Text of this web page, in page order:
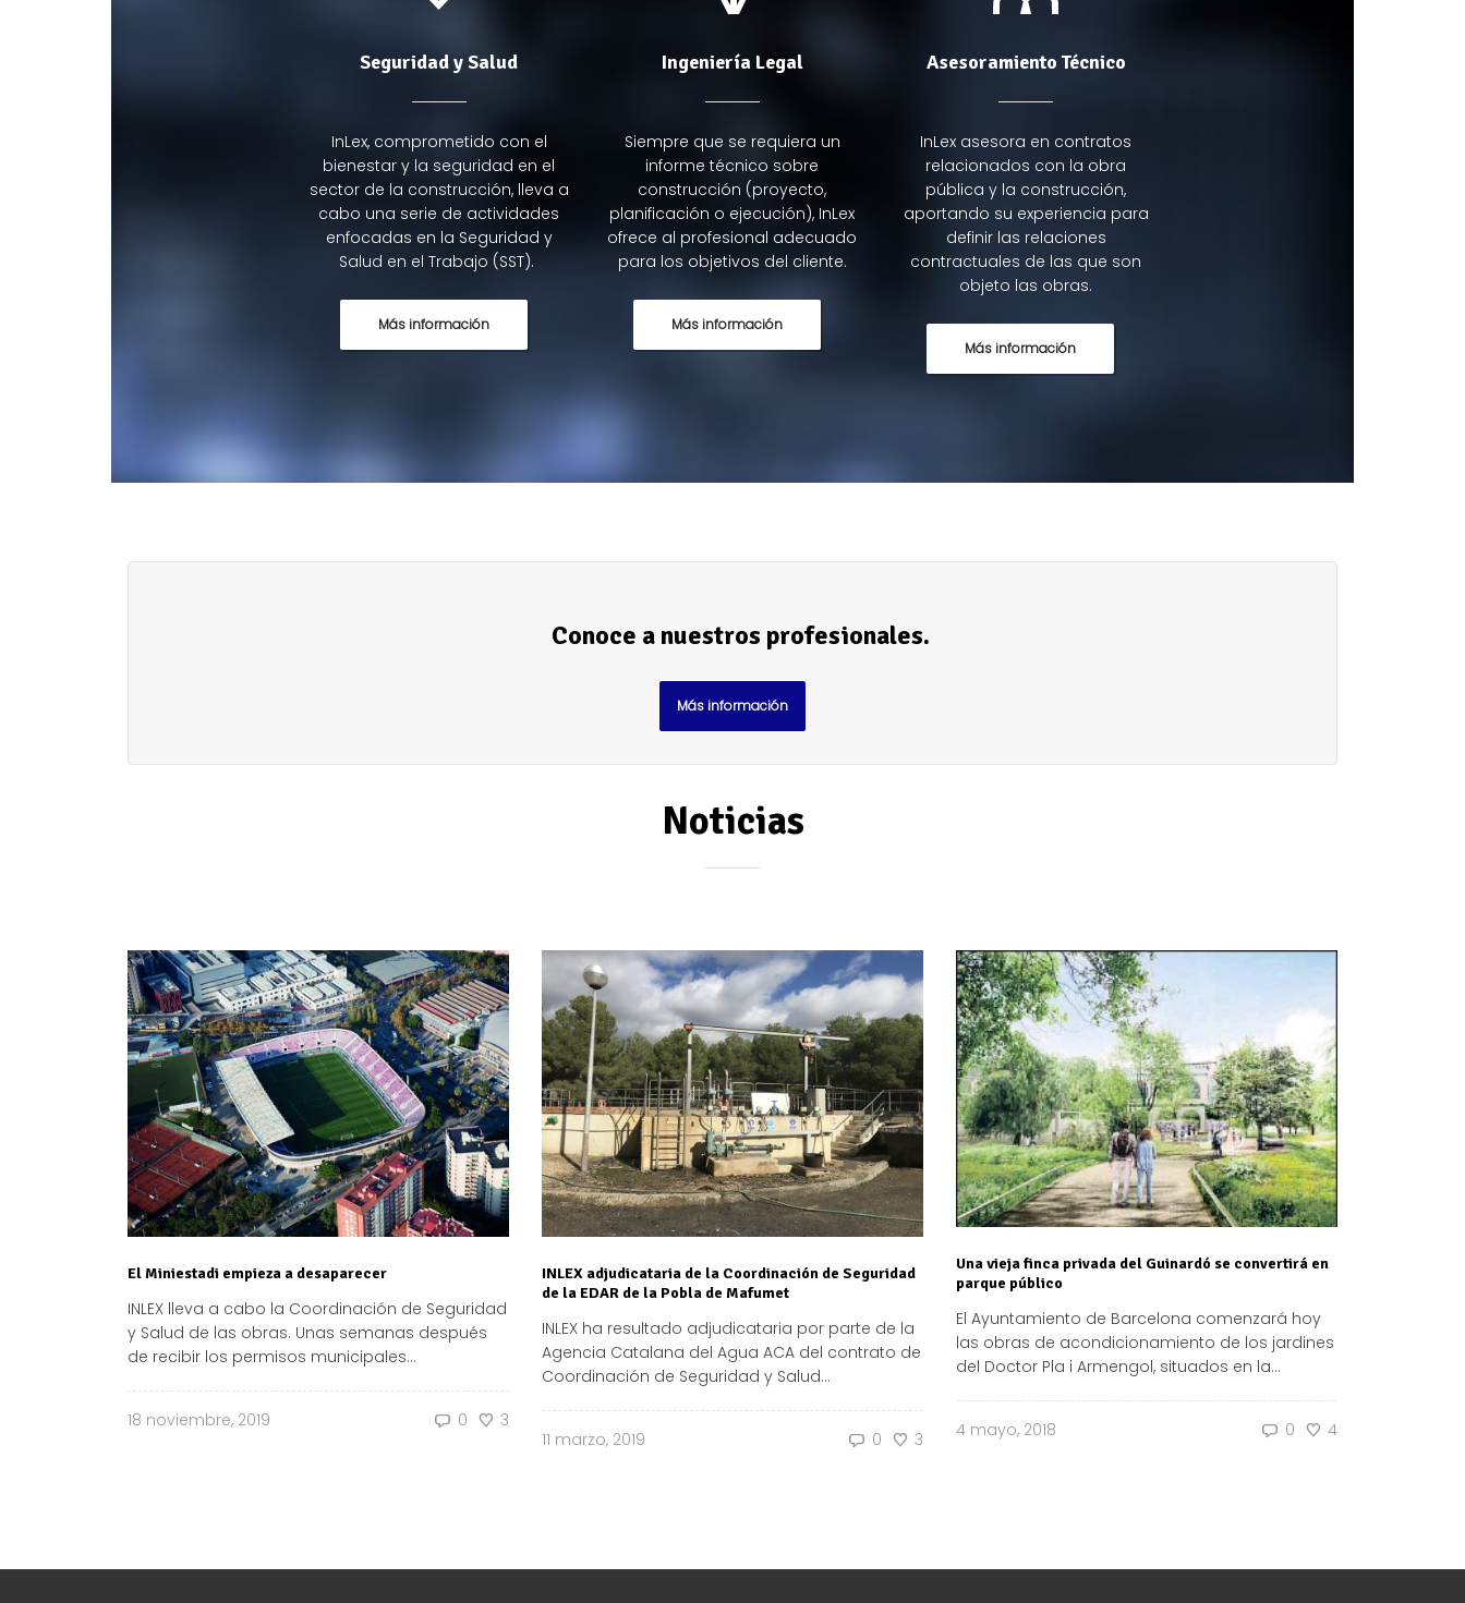
Seguridad y Salud
InLex, comprometido con el
bienestar y la seguridad en el
sector de la construcción, lleva a
cabo una serie de actividades
enfocadas en la Seguridad y
Salud en el Trabajo (SST).
Más información
Ingeniería Legal
Siempre que se requiera un
informe técnico sobre
construcción (proyecto,
planificación o ejecución), InLex
ofrece al profesional adecuado
para los objetivos del cliente.
Más información
Asesoramiento Técnico
InLex asesora en contratos
relacionados con la obra
pública y la construcción,
aportando su experiencia para
definir las relaciones
contractuales de las que son
objeto las obras.
Más información
Conoce a nuestros profesionales.
Más información
Noticias
El Miniestadi empieza a desaparecer
INLEX lleva a cabo la Coordinación de Seguridad
y Salud de las obras. Unas semanas después
de recibir los permisos municipales...
18 noviembre, 2019 0 3
INLEX adjudicataria de la Coordinación de Seguridad
de la EDAR de la Pobla de Mafumet
INLEX ha resultado adjudicataria por parte de la
Agencia Catalana del Agua ACA del contrato de
Coordinación de Seguridad y Salud...
11 marzo, 2019 0 3
Una vieja finca privada del Guinardó se convertirá en
parque público
El Ayuntamiento de Barcelona comenzará hoy
las obras de acondicionamiento de los jardines
del Doctor Pla i Armengol, situados en la...
4 mayo, 2018 0 4